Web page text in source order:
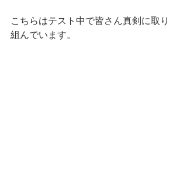
こちらはテスト中で皆さん真剣に取り
組んでいます。